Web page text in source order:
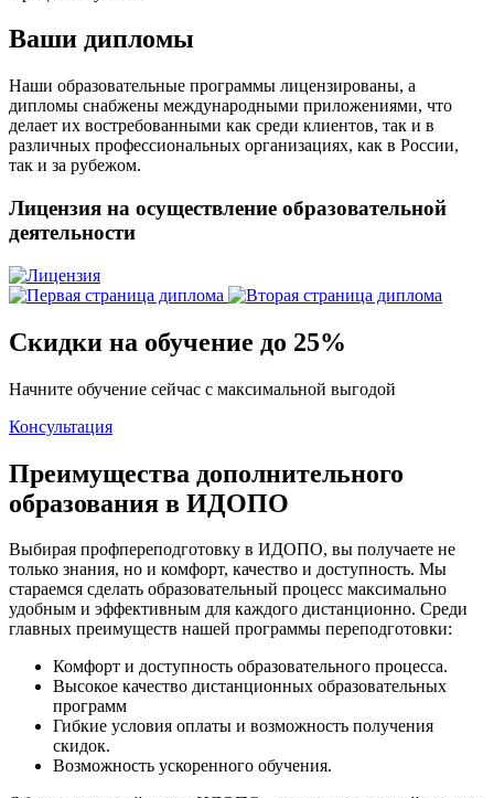
Ваши дипломы
Наши образовательные программы лицензированы, а
дипломы снабжены международными приложениями, что
делает их востребованными как среди клиентов, так и в
различных профессиональных организациях, как в России,
так и за рубежом.
Лицензия на осуществление образовательной
деятельности
Скидки на обучение до 25%
Начните обучение сейчас с максимальной выгодой
Консультация
Преимущества дополнительного
образования в ИДОПО
Выбирая профпереподготовку в ИДОПО, вы получаете не
только знания, но и комфорт, качество и доступность. Мы
стараемся сделать образовательный процесс максимально
удобным и эффективным для каждого дистанционно. Среди
главных преимуществ нашей программы переподготовки:
Комфорт и доступность образовательного процесса.
Высокое качество дистанционных образовательных
программ
Гибкие условия оплаты и возможность получения
скидок.
Возможность ускоренного обучения.